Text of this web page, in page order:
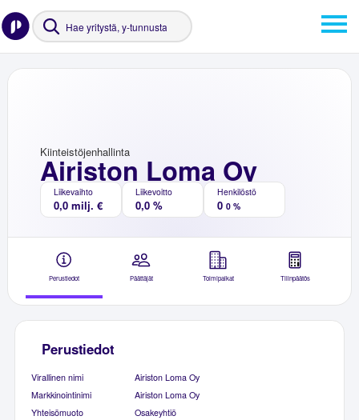
Airiston Loma Oy
Kiinteistöjenhallinta
Liikevaihto
0,0 milj. €
Liikevoitto
0,0 %
Henkilöstö
0 0 %
Perustiedot Päättäjät Toimipaikat Tilinpäätös
Perustiedot
Virallinen nimi
Airiston Loma Oy
Markkinointinimi
Airiston Loma Oy
Yhteisömuoto
Osakeyhtiö